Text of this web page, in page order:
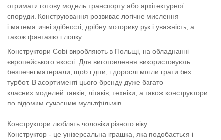
отримати готову модель транспорту або архітектурної
споруди. Конструювання розвиває логічне мислення
і математичні здібності, дрібну моторику рук і уважність, а
також фантазію і логіку.
Конструктори Cobi виробляють в Польщі, на обладнанні
європейського якості. Для виготовлення використовують
безпечні матеріали, щоб і діти, і дорослі могли грати без
турбот. В асортименті цього бренду дуже багато
класних моделей танків, літаків, техніки, а також конструктори
по відомим сучасним мультфільмів.
Конструктори люблять чоловіки різного віку.
Конструктор - це універсальна іграшка, яка подобається і